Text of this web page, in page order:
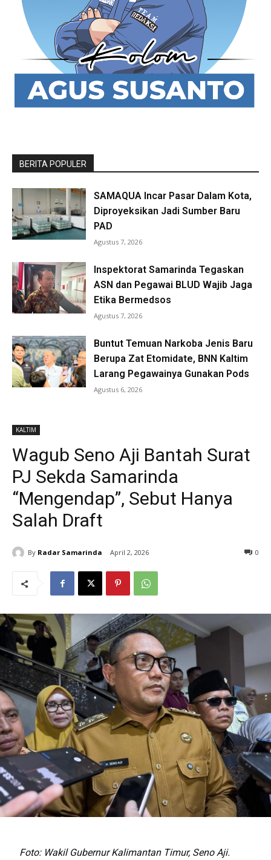
BERITA POPULER
SAMAQUA Incar Pasar Dalam Kota,
Diproyeksikan Jadi Sumber Baru
PAD
Agustus 7, 2026
Inspektorat Samarinda Tegaskan
ASN dan Pegawai BLUD Wajib Jaga
Etika Bermedsos
Agustus 7, 2026
Buntut Temuan Narkoba Jenis Baru
Berupa Zat Etomidate, BNN Kaltim
Larang Pegawainya Gunakan Pods
Agustus 6, 2026